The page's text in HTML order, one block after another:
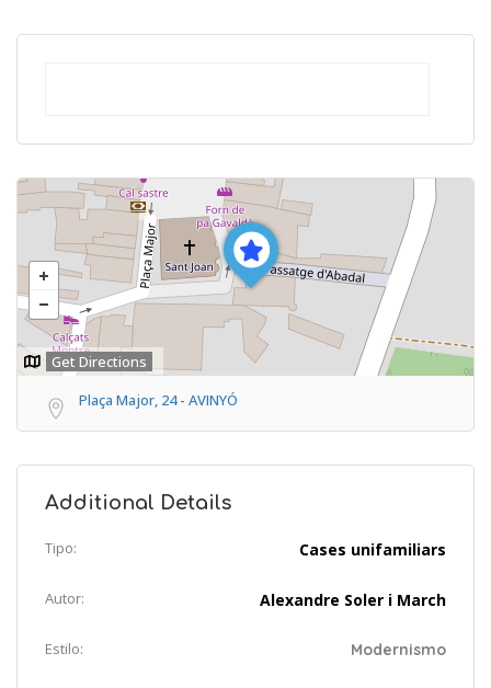
Get Directions
Plaça Major, 24 - AVINYÓ
Additional Details
Tipo: Cases unifamiliars
Autor: Alexandre Soler i March
Estilo: Modernismo